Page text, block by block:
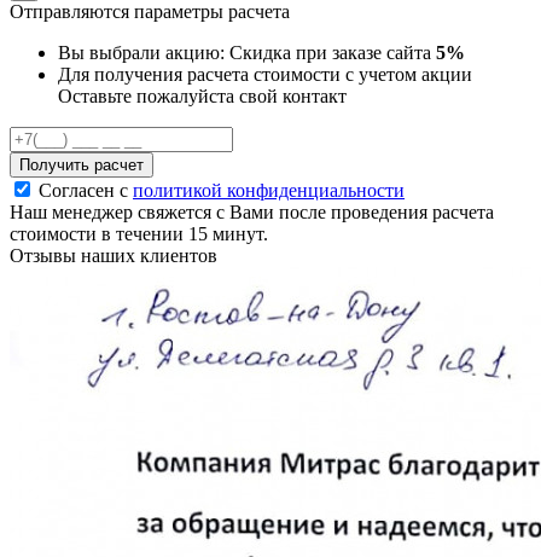
Отправляются параметры расчета
Вы выбрали акцию: Скидка при заказе сайта 5%
Для получения расчета стоимости с учетом акции
Оставьте пожалуйста свой контакт
Получить расчет
Согласен с политикой конфиденциальности
Наш менеджер свяжется с Вами после проведения расчета
стоимости в течении 15 минут.
Отзывы наших клиентов